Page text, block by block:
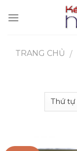
TRANG CHỦ /